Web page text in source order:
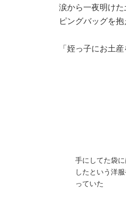
涙から一夜明け
ピングバッグを抱
「姪っ子にお土
手にしてた袋
したという洋
っていた